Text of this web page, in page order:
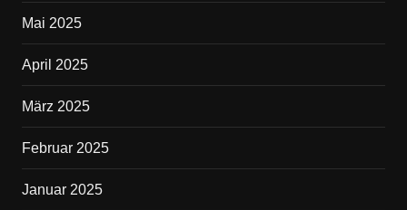
Mai 2025
April 2025
März 2025
Februar 2025
Januar 2025